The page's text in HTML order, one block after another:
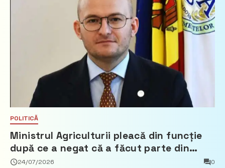
POLITICĂ
Ministrul Agriculturii pleacă din funcție
după ce a negat că a făcut parte din
Partidul Democrat
24/07/2026 0